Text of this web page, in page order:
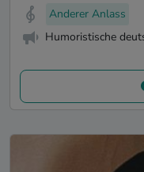
Anderer Anlass
Humoristische